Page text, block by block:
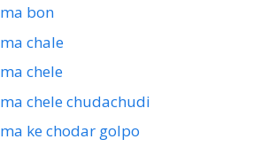
bon
chale
chele
chele chudachudi
ke chodar golpo